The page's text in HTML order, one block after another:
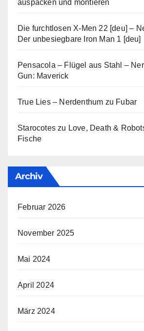
auspacken und montieren
Die furchtlosen X-Men 22 [deu] –
Der unbesiegbare Iron Man 1 [deu]
Pensacola – Flügel aus Stahl –
Gun: Maverick
True Lies – Nerdenthum zu Fubar
Starocotes zu Love, Death &
Fische
Archiv
Februar 2026
November 2025
Mai 2024
April 2024
März 2024